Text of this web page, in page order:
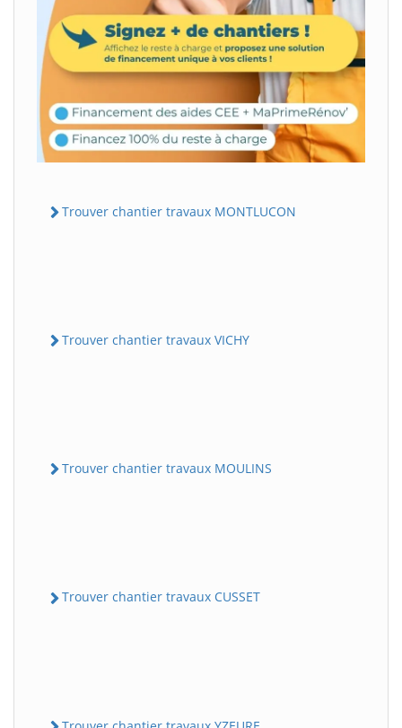
Trouver chantier travaux MONTLUCON
Trouver chantier travaux VICHY
Trouver chantier travaux MOULINS
Trouver chantier travaux CUSSET